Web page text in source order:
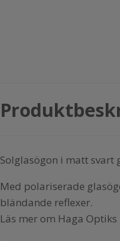
Solglasögon i matt
Med polariserade
bländande reflexer.
Läs mer om Haga